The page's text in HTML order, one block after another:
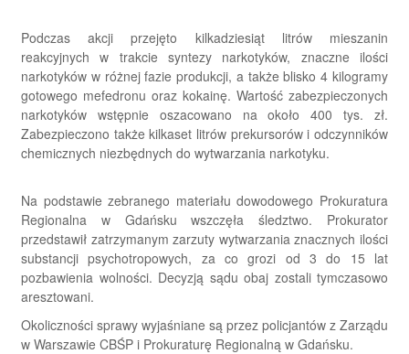
Podczas akcji przejęto kilkadziesiąt litrów mieszanin
reakcyjnych w trakcie syntezy narkotyków, znaczne ilości
narkotyków w różnej fazie produkcji, a także blisko 4 kilogramy
gotowego mefedronu oraz kokainę. Wartość zabezpieczonych
narkotyków wstępnie oszacowano na około 400 tys. zł.
Zabezpieczono także kilkaset litrów prekursorów i odczynników
chemicznych niezbędnych do wytwarzania narkotyku.
Na podstawie zebranego materiału dowodowego Prokuratura
Regionalna w Gdańsku wszczęła śledztwo. Prokurator
przedstawił zatrzymanym zarzuty wytwarzania znacznych ilości
substancji psychotropowych, za co grozi od 3 do 15 lat
pozbawienia wolności. Decyzją sądu obaj zostali tymczasowo
aresztowani.
Okoliczności sprawy wyjaśniane są przez policjantów z Zarządu
w Warszawie CBŚP i Prokuraturę Regionalną w Gdańsku.